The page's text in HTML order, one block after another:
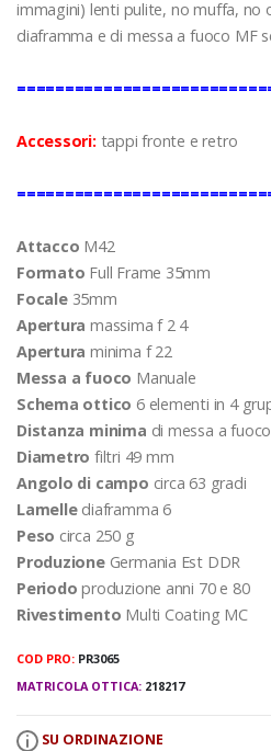
immagini) lenti pulite, no muffa, no
diaframma e di messa a fuoco MF
Accessori:tappi fronte e retro
Attacco M42
Formato Full Frame 35mm
Focale35mm
Apertura massima f 2 4
Aperturaminima f 22
Messa a fuoco Manuale
Schema ottico 6 elementi in 4
Distanza minima di messa a
Diametrofiltri 49 mm
Angolo di campo circa 63 gradi
Lamelle diaframma 6
Peso circa 250 g
ProduzioneGermania Est DDR
Periodoproduzione anni 70 e 80
Rivestimento Multi Coating MC
COD PRO: PR3065
MATRICOLA OTTICA: 218217
SU ORDINAZIONE